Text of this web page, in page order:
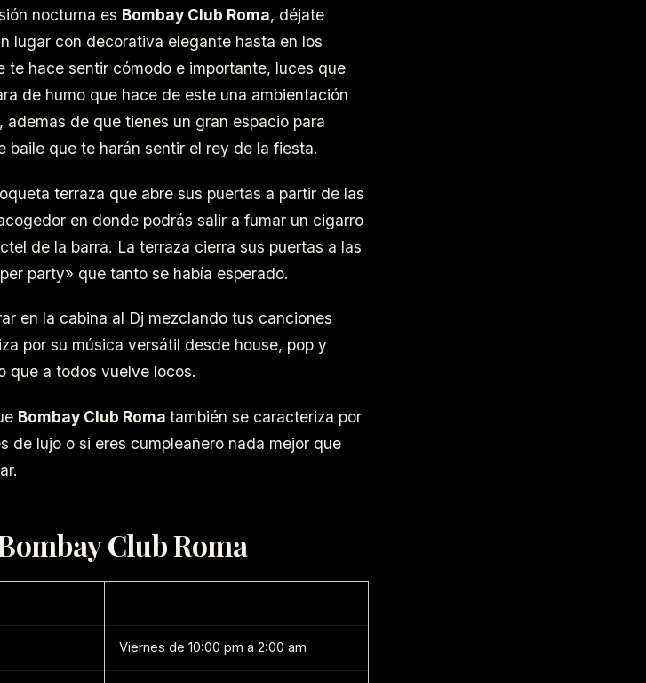
nocturna es Bombay Club Roma, déjate
lugar con decorativa elegante hasta en los
te hace sentir cómodo e importante, luces que
de humo que hace de este una ambientación
de que tienes un gran espacio para
baile que te harán sentir el rey de la fiesta.
terraza que abre sus puertas a partir de las
en donde podrás salir a fumar un cigarro
de la barra. La terraza cierra sus puertas a las
party» que tanto se había esperado.
en la cabina al Dj mezclando tus canciones
por su música versátil desde house, pop y
que a todos vuelve locos.
Bombay Club Roma también se caracteriza por
de lujo o si eres cumpleañero nada mejor que
Club Roma
Viernes de 10:00 pm a 2:00 am